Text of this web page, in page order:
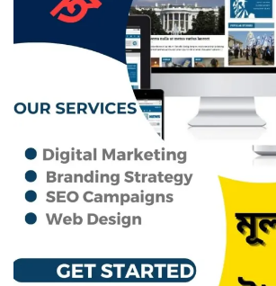
ছাতকের নবাগত
প্রেসক্লাব নেতৃবৃন্দের
কথাসাহিত্যিক
সিলেট ওসমানী
বিমানবন্দরে
আলী রেজা